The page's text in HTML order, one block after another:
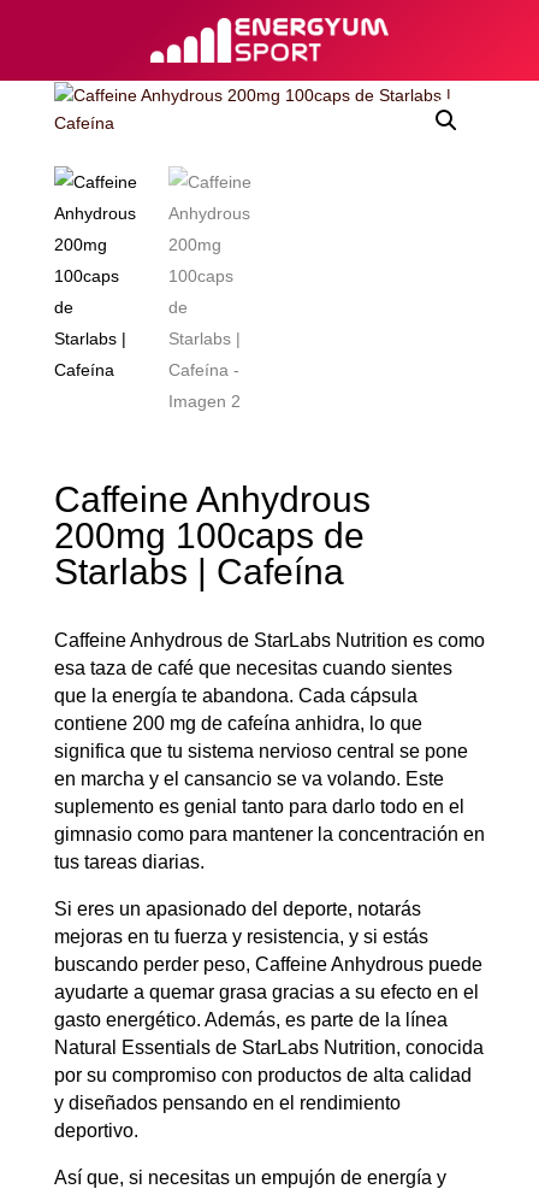
Caffeine Anhydrous
200mg 100caps de
Starlabs | Cafeína
Caffeine Anhydrous de StarLabs Nutrition es como
esa taza de café que necesitas cuando sientes
que la energía te abandona. Cada cápsula
contiene 200 mg de cafeína anhidra, lo que
significa que tu sistema nervioso central se pone
en marcha y el cansancio se va volando. Este
suplemento es genial tanto para darlo todo en el
gimnasio como para mantener la concentración en
tus tareas diarias.
Si eres un apasionado del deporte, notarás
mejoras en tu fuerza y resistencia, y si estás
buscando perder peso, Caffeine Anhydrous puede
ayudarte a quemar grasa gracias a su efecto en el
gasto energético. Además, es parte de la línea
Natural Essentials de StarLabs Nutrition, conocida
por su compromiso con productos de alta calidad
y diseñados pensando en el rendimiento
deportivo.
Así que, si necesitas un empujón de energía y